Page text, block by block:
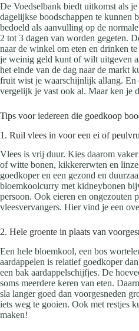
De Voedselbank biedt uitkomst als
dagelijkse boodschappen te kunnen
bedoeld als aanvulling op de
2 tot 3 dagen van worden gegeten.
naar de winkel om eten en drinken
je weinig geld kunt of wilt uitgeven
het einde van de dag naar de markt
fruit wist je waarschijnlijk allang. En
vergelijk je vast ook al. Maar ken je
Tips voor iedereen die goedkoop
1. Ruil vlees in voor een ei of
Vlees is vrij duur. Kies daarom
of witte bonen, kikkererwten en
goedkoper en een gezond en
bloemkoolcurry met kidneybonen
persoon. Ook eieren en ongezouten
vleesvervangers. Hier vind je een
2. Hele groente in plaats van
Een hele bloemkool, een bos
aardappelen is relatief goedkoper
een bak aardappelschijfjes. De
soms meerdere keren van eten.
sla langer goed dan voorgesneden
iets weg te gooien. Ook met restjes
maken!